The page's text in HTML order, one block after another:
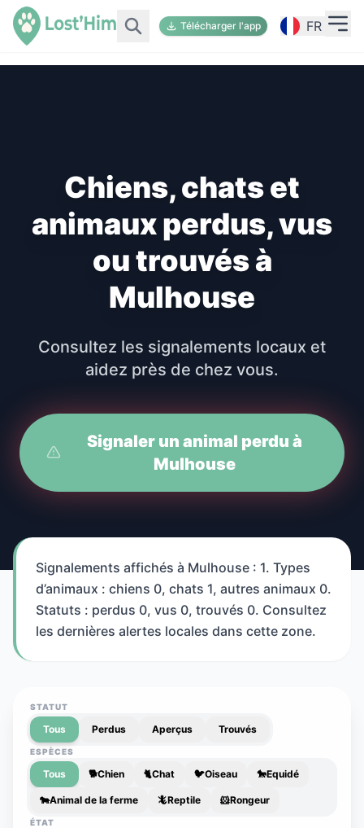
Télécharger l'app FR
Chiens, chats et
animaux perdus, vus
ou trouvés à
Mulhouse
Consultez les signalements locaux et
aidez près de chez vous.
Signaler un animal perdu à
Mulhouse
Signalements affichés à Mulhouse : 1. Types
d’animaux : chiens 0, chats 1, autres animaux 0.
Statuts : perdus 0, vus 0, trouvés 0. Consultez
les dernières alertes locales dans cette zone.
STATUT
Tous Perdus Aperçus Trouvés
ESPÈCES
Tous 🐕Chien 🐈Chat 🐦Oiseau 🐎Equidé
🐄Animal de la ferme 🦎Reptile 🐹Rongeur
ÉTAT